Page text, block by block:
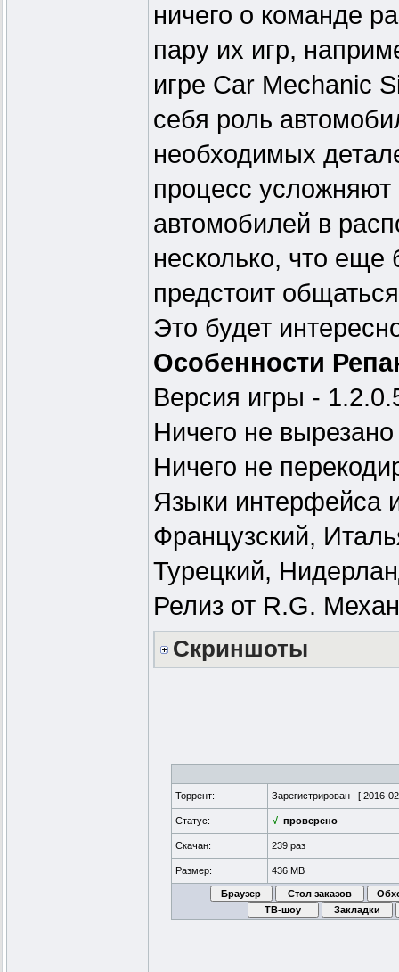
ничего о команде
пару их игр,
игре Car Mechanic
себя роль
необходимых
процесс
автомобилей в
несколько, что еще
предстоит
Это будет
Особенности
Версия игры -
Ничего не вырезано
Ничего не
Языки интерфейса
Французский,
Турецкий,
Релиз от R.G.
Скриншоты
Торрент: Зарегистрирован [ 2016-
Статус: √ проверено
Скачан: 239 раз
Размер: 436 MB